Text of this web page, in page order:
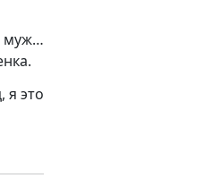
муж…
я это